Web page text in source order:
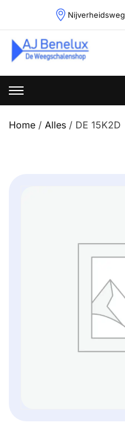
content
Weegschalenshop |
Weegoplossingen
Home / Alles / DE 15K2D